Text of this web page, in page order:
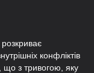
конфліктів
що з тривогою, яку